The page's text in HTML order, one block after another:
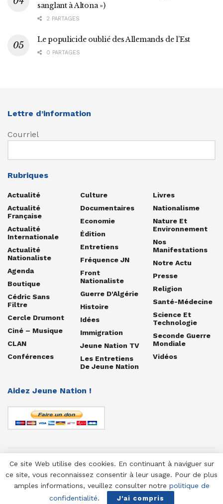
sanglant à Altona »)
2 PARTAGES
Le populicide oublié des Allemands de l’Est
0 PARTAGES
Lettre d’information
Courriel
Rubriques
Actualité
Actualité
Française
Actualité
Internationale
Actualité
Nationaliste
Agenda
Boutique
Cédric Sans
Filtre
Cercle Drumont
Ciné – Musique
CLAN
Conférences
Culture
Documentaires
Economie
Édition
Entretiens
Fréquence JN
Front
Nationaliste
Guerre D'Algérie
Histoire
Idées
Immigration
Jeune Nation TV
Les Entretiens
De Jeune Nation
Livres
Nationalisme
Nature Et
Environnement
Nos
Manifestations
Notre Actu
Presse
Religion
Santé-Médecine
Science Et
Technologie
Seconde Guerre
Mondiale
Vidéos
Aidez Jeune Nation !
© 1958-2025 Jeune Nation
Ce site Web utilise des cookies. En continuant à naviguer sur
ce site, vous reconnaissez consentir à leur usage. Pour de plus
amples informations, veuillez consulter notre politique de
confidentialité. J'ai compris